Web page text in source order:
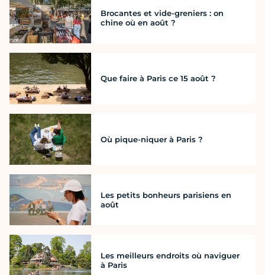
Brocantes et vide-greniers : on
chine où en août ?
Que faire à Paris ce 15 août ?
Où pique-niquer à Paris ?
Les petits bonheurs parisiens en
août
Les meilleurs endroits où naviguer
à Paris